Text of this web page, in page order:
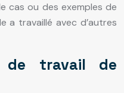
cas ou des exemples de
a travaillé avec d’autres
de travail de